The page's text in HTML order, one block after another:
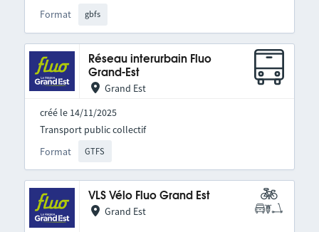
Format gbfs
Réseau interurbain Fluo
Grand-Est
Grand Est
créé le 14/11/2025
Format GTFS
Transport public collectif
VLS Vélo Fluo Grand Est
Grand Est